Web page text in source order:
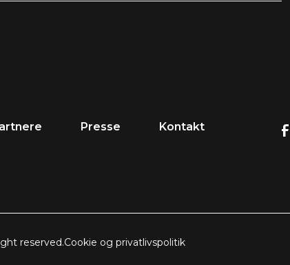
Presse Kontakt
reserved.Cookie og privatlivspolitik